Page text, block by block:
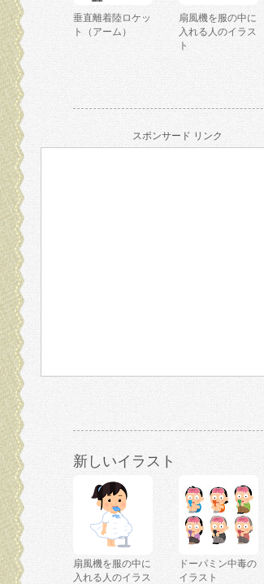
垂直離着陸ロケッ
ト（アーム）
扇風機を服の中に
入れる人のイラス
ト
スポンサード リンク
新しいイラスト
扇風機を服の中に
入れる人のイラス
ドーパミン中毒の
イラスト